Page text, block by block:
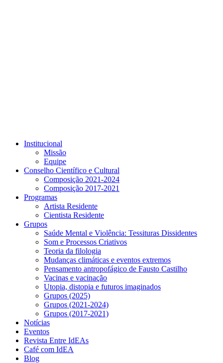
Institucional
Missão
Equipe
Conselho Científico e Cultural
Composição 2021-2024
Composição 2017-2021
Programas
Artista Residente
Cientista Residente
Grupos
Saúde Mental e Violência: Tessituras Dissidentes
Som e Processos Criativos
Teoria da filologia
Mudanças climáticas e eventos extremos
Pensamento antropofágico de Fausto Castilho
Vacinas e vacinação
Utopia, distopia e futuros imaginados
Grupos (2025)
Grupos (2021-2024)
Grupos (2017-2021)
Notícias
Eventos
Revista Entre IdEAs
Café com IdEA
Blog